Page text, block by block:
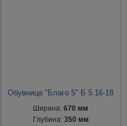
Обувница "Благо 5" Б 5.16-18
Ширина:670 мм
Глубина: 350 мм